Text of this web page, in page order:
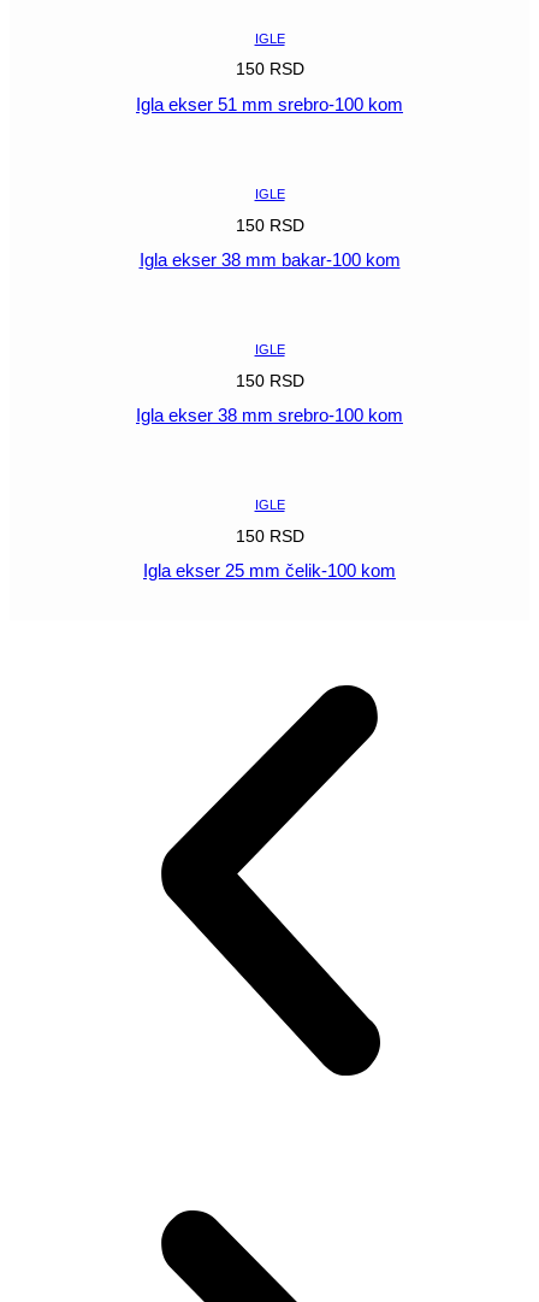
IGLE
150 RSD
Igla ekser 51 mm srebro-100 kom
IGLE
150 RSD
Igla ekser 38 mm bakar-100 kom
IGLE
150 RSD
Igla ekser 38 mm srebro-100 kom
IGLE
150 RSD
Igla ekser 25 mm čelik-100 kom